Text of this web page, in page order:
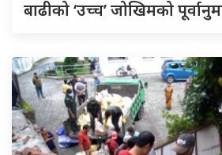
बाढीको ‘उच्च’ जोखिमको